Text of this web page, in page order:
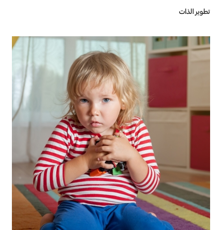
تطوير الذات